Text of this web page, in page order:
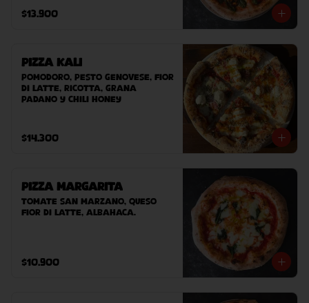
$13.900
Pizza Kali
Pomodoro, pesto genovese, fior
di latte, ricotta, grana
padano y chili honey
$14.300
Pizza Margarita
Tomate San Marzano, queso
Fior Di Latte, albahaca.
$10.900